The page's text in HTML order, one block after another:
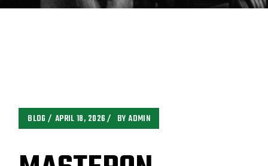
BLOG APRIL 18, 2026 BYADMIN